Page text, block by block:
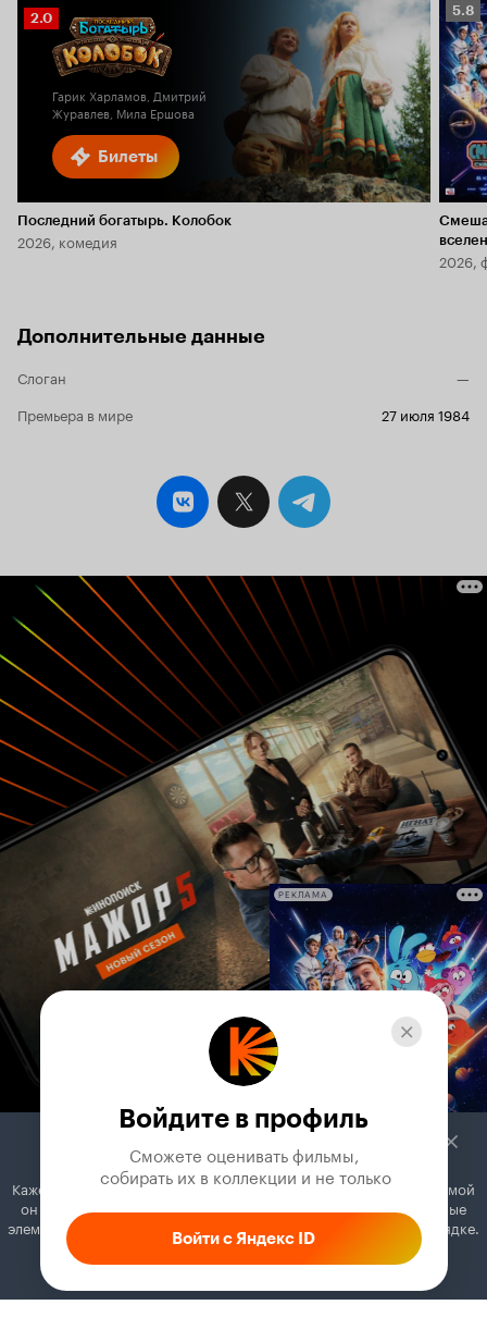
Билеты
Рейтинг
Кинопоиска
2.0
Гарик Харламов, Дмитрий
Журавлев, Мила Ершова
Последний богатырь. Колобок
2026, комедия
5.8
5.8
2026,
Дополнительные данные
Слоган
—
Премьера в мире
27 июля 1984
РЕКЛАМА
Войдите в профиль
Сможете оценивать фильмы,
собирать их в коллекции и не только
Войти с Яндекс ID
Кажется, вы используете блокировщик рекламы. Вместе с рекламой
он может отключать постеры, папки с фильмами и другие важные
элементы. Добавьте Кинопоиск в исключения, и всё будет в порядке.
Как это сделать